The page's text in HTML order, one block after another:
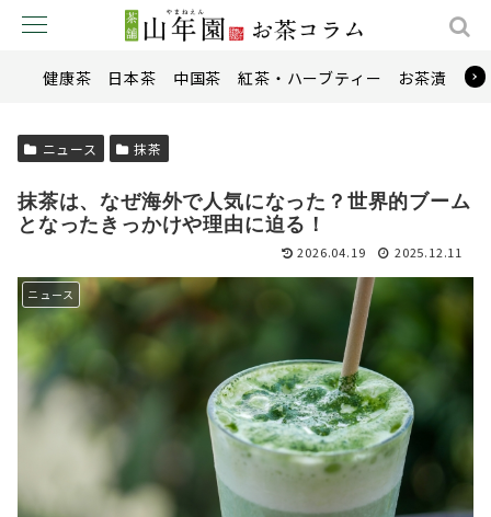
健康茶 日本茶 中国茶 紅茶・ハーブティー お茶漬け
ニュース 抹茶
抹茶は、なぜ海外で人気になった？世界的ブーム
となったきっかけや理由に迫る！
2026.04.19 2025.12.11
ニュース